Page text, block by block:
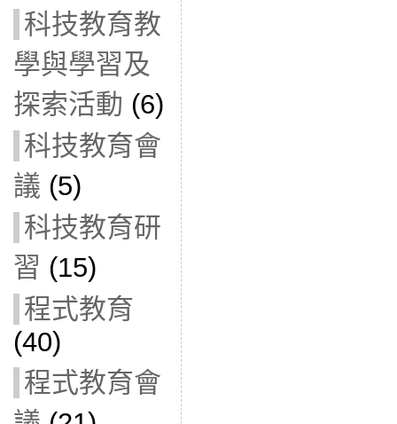
科技教育教
學與學習及
探索活動 (6)
科技教育會
議 (5)
科技教育研
習 (15)
程式教育
(40)
程式教育會